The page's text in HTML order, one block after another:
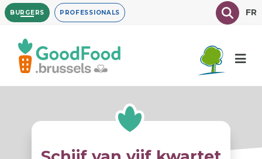
Overslaan
en
inhoud
gaan
BURGERS PROFESSIONALS TexteFR